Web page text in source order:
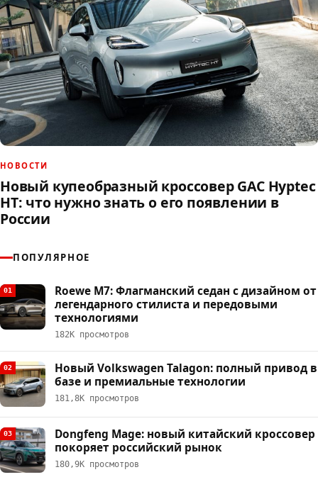
НОВОСТИ
Новый купеобразный кроссовер GAC Hyptec
HT: что нужно знать о его появлении в
России
ПОПУЛЯРНОЕ
01
Roewe M7: Флагманский седан с дизайном от
легендарного стилиста и передовыми
технологиями
182К просмотров
02
Новый Volkswagen Talagon: полный привод в
базе и премиальные технологии
181,8К просмотров
03
Dongfeng Mage: новый китайский кроссовер
покоряет российский рынок
180,9К просмотров